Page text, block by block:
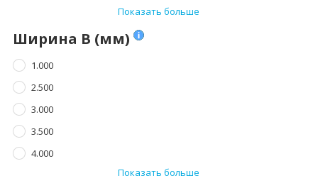
Показать больше
Ширина B (мм)
1.000
2.500
3.000
3.500
4.000
Показать больше